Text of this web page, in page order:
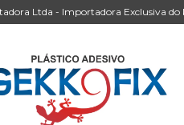
Ltda - Importadora Exclusiva do